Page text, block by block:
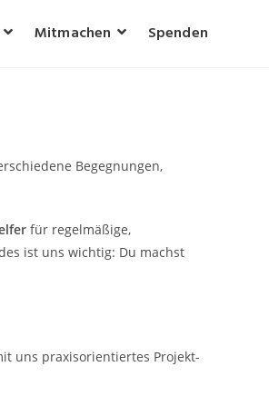
Mitmachen Spenden
Begegnungen,
für regelmäßige,
ist uns wichtig: Du machst
uns praxisorientiertes Projekt-